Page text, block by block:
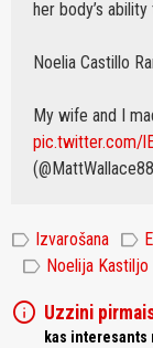
her body’s
Noelia Castillo
My wife and I
pic.twitter.com/
label Izvarošana label
label Noelija Kastiljo
info Uzzini
kas interesants